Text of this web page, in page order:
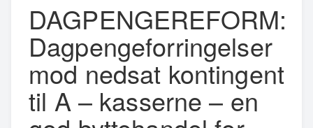
DAGPENGEREFORM:
Dagpengeforringelser
mod nedsat kontingent
til A – kasserne – en